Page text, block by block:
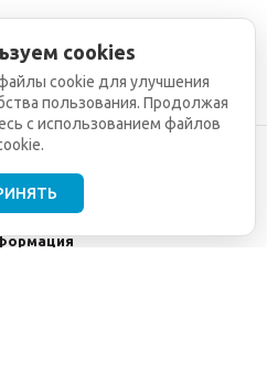
cookies
cookie для улучшения
пользования. Продолжая
с использованием файлов